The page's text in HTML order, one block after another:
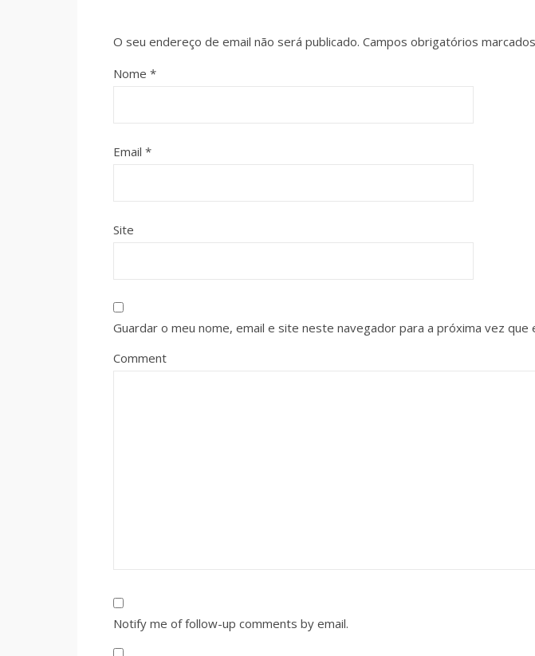
O seu endereço de email não será publicado. Campos obrigatórios
Nome *
Email *
Site
Guardar o meu nome, email e site neste navegador para a próxima vez que
Comment
Notify me of follow-up comments by email.